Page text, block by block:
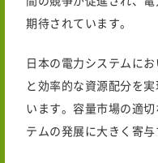
期待されています。
日本の電力システムに
と効率的な資源配分を
います。容量市場の適
テムの発展に大きく寄与